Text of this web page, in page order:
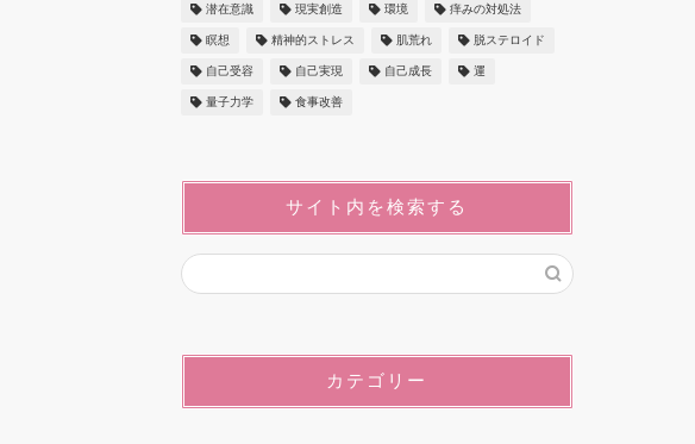
潜在意識 現実創造 環境 痒みの対処法
瞑想 精神的ストレス 肌荒れ 脱ステロイド
自己受容 自己実現 自己成長 運
量子力学 食事改善
サイト内を検索する
カテゴリー